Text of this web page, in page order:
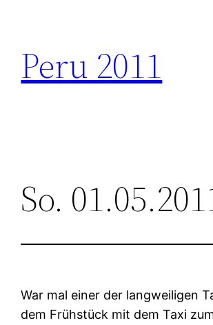
springen
Peru 2011
So.
War mal einer der langweiligen
dem Frühstück mit dem Taxi